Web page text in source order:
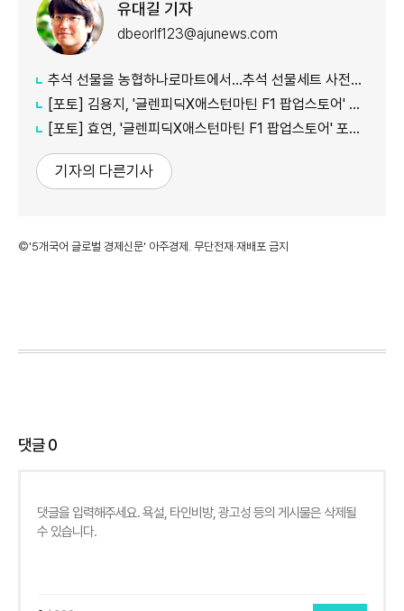
유대길 기자
dbeorlf123@ajunews.com
추석 선물을 농협하나로마트에서…추석 선물세트 사전예약 실시
[포토] 김용지, '글렌피딕X애스턴마틴 F1 팝업스토어' 포토콜 참석
[포토] 효연, '글렌피딕X애스턴마틴 F1 팝업스토어' 포토콜 참석
기자의 다른기사
©'5개국어 글로벌 경제신문' 아주경제. 무단전재·재배포 금지
댓글0